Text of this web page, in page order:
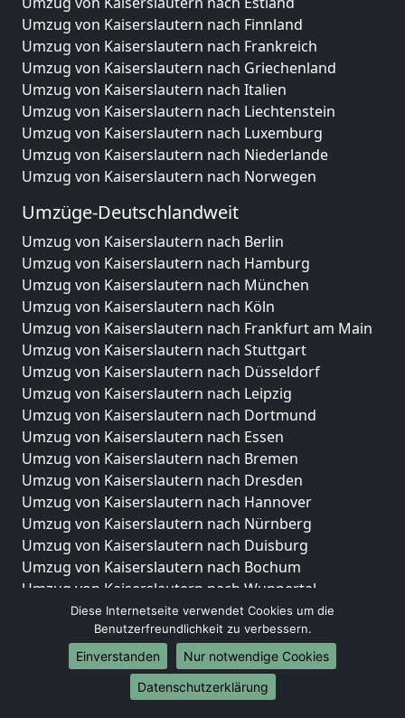
Umzug von Kaiserslautern nach Finnland
Umzug von Kaiserslautern nach Frankreich
Umzug von Kaiserslautern nach Griechenland
Umzug von Kaiserslautern nach Italien
Umzug von Kaiserslautern nach Liechtenstein
Umzug von Kaiserslautern nach Luxemburg
Umzug von Kaiserslautern nach Niederlande
Umzug von Kaiserslautern nach Norwegen
Umzüge-Deutschlandweit
Umzug von Kaiserslautern nach Berlin
Umzug von Kaiserslautern nach Hamburg
Umzug von Kaiserslautern nach München
Umzug von Kaiserslautern nach Köln
Umzug von Kaiserslautern nach Frankfurt am Main
Umzug von Kaiserslautern nach Stuttgart
Umzug von Kaiserslautern nach Düsseldorf
Umzug von Kaiserslautern nach Leipzig
Umzug von Kaiserslautern nach Dortmund
Umzug von Kaiserslautern nach Essen
Umzug von Kaiserslautern nach Bremen
Umzug von Kaiserslautern nach Dresden
Umzug von Kaiserslautern nach Hannover
Umzug von Kaiserslautern nach Nürnberg
Umzug von Kaiserslautern nach Duisburg
Umzug von Kaiserslautern nach Bochum
Umzug von Kaiserslautern nach Wuppertal
Umzug von Kaiserslautern nach Bielefeld
Umzug von Kaiserslautern nach Bonn
Umzug von Kaiserslautern nach Münster
Internationale-Umzüge
Diese Internetseite verwendet Cookies um die
Benutzerfreundlichkeit zu verbessern.
Einverstanden
Nur notwendige Cookies
Datenschutzerklärung